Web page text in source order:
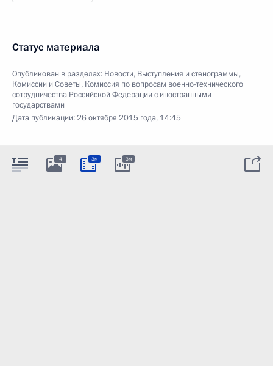
Статус материала
Опубликован в разделах: Новости, Выступления и стенограммы,
Комиссии и Советы, Комиссия по вопросам военно-технического
сотрудничества Российской Федерации с иностранными
государствами
Дата публикации:26 октября 2015 года, 14:45
4 3м 3м